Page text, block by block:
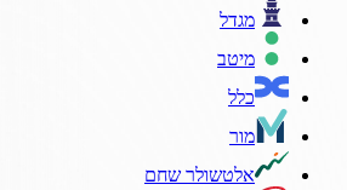
מגדל
מיטב
כלל
מור
אלטשולר שחם